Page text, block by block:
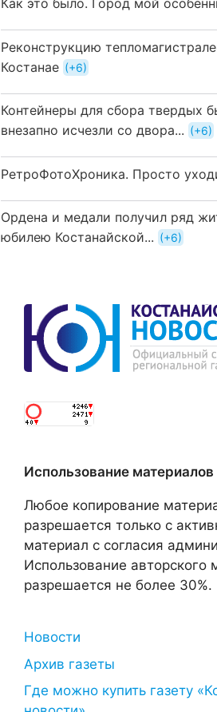
Как это было. Город мой
Реконструкцию
Костанае
+6
Контейнеры для сбора твердых
внезапно исчезли со двора...
+6
РетроФотоХроника. Просто
Ордена и медали получил ряд
юбилею Костанайской...
+6
Использование материалов
Любое копирование
разрешается только с
материал с согласия
Использование авторского
разрешается не более 30%.
Новости
Архив газеты
Где можно купить газету